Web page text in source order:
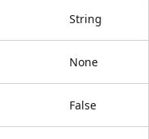
String
None
False